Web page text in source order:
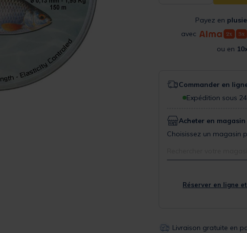
Payez en
avec
ou en
Commander en
Expédition sous
Acheter en magasin
Choisissez un magasin
Réserver en ligne
Livraison gratuite en